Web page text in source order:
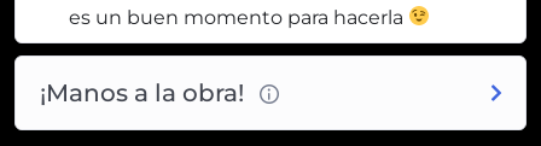
es un buen momento para hacerla
¡Manos a la obra!